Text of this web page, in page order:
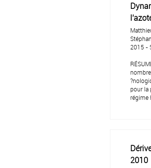
2015 -
pour la
régime
2010